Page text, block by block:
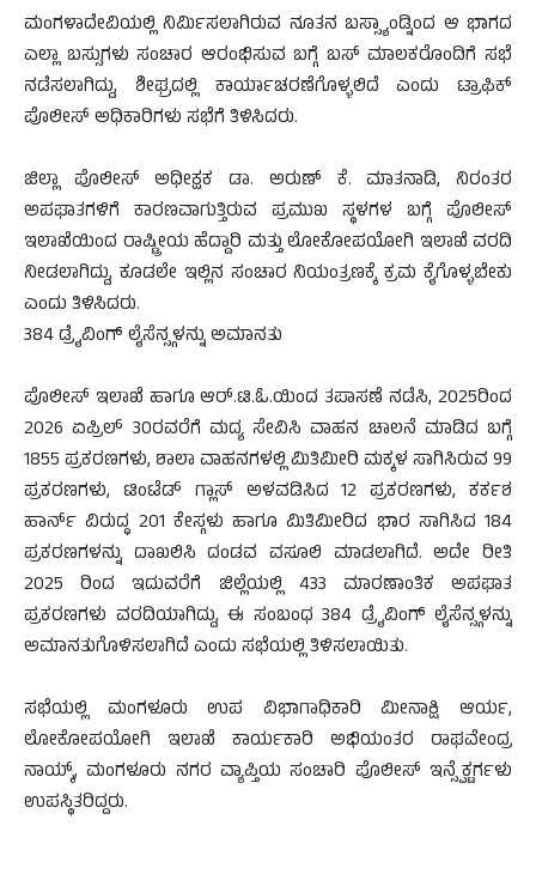
ಮಂಗಳಾದೇವಿಯಲ್ಲಿ ನಿರ್ಮಿಸಲಾಗಿರುವ ನೂತನ ಬಸ್ಸ್ಯಾಂಡ್ನಿಂದ ಆ ಭಾಗದ
ಎಲ್ಲಾ ಬಸ್ಸುಗಳು ಸಂಚಾರ ಆರಂಭಿಸುವ ಬಗ್ಗೆ ಬಸ್ ಮಾಲಕರೊಂದಿಗೆ ಸಭೆ
ನಡೆಸಲಾಗಿದ್ದು, ಶೀಘ್ರದಲ್ಲಿ ಕಾರ್ಯಾಚರಣೆಗೊಳ್ಳಲಿದೆ ಎಂದು ಟ್ರಾಫಿಕ್
ಪೊಲೀಸ್ ಅಧಿಕಾರಿಗಳು ಸಭೆಗೆ ತಿಳಿಸಿದರು.
ಜಿಲ್ಲಾ ಪೊಲೀಸ್ ಅಧೀಕ್ಷಕ ಡಾ. ಅರುಣ್ ಕೆ. ಮಾತನಾಡಿ, ನಿರಂತರ
ಅಪಘಾತಗಳಿಗೆ ಕಾರಣವಾಗುತ್ತಿರುವ ಪ್ರಮುಖ ಸ್ಥಳಗಳ ಬಗ್ಗೆ ಪೊಲೀಸ್
ಇಲಾಖೆಯಿಂದ ರಾಷ್ಟ್ರೀಯ ಹೆದ್ದಾರಿ ಮತ್ತು ಲೋಕೋಪಯೋಗಿ ಇಲಾಖೆ ವರದಿ
ನೀಡಲಾಗಿದ್ದು, ಕೂಡಲೇ ಇಲ್ಲಿನ ಸಂಚಾರ ನಿಯಂತ್ರಣಕ್ಕೆ ಕ್ರಮ ಕೈಗೊಳ್ಳಬೇಕು
ಎಂದು ತಿಳಿಸಿದರು.
384 ಡ್ರೈವಿಂಗ್ ಲೈಸೆನ್ಸ್ಗಳನ್ನು ಅಮಾನತು
ಪೊಲೀಸ್ ಇಲಾಖೆ ಹಾಗೂ ಆರ್.ಟಿ.ಓ.ಯಿಂದ ತಪಾಸಣೆ ನಡೆಸಿ, 2025ರಿಂದ
2026 ಏಪ್ರಿಲ್ 30ರವರೆಗೆ ಮದ್ಯ ಸೇವಿಸಿ ವಾಹನ ಚಾಲನೆ ಮಾಡಿದ ಬಗ್ಗೆ
1855 ಪ್ರಕರಣಗಳು, ಶಾಲಾ ವಾಹನಗಳಲ್ಲಿ ಮಿತಿಮೀರಿ ಮಕ್ಕಳ ಸಾಗಿಸಿರುವ 99
ಪ್ರಕರಣಗಳು, ಟಿಂಟೆಡ್ ಗ್ಲಾಸ್ ಅಳವಡಿಸಿದ 12 ಪ್ರಕರಣಗಳು, ಕರ್ಕಶ
ಹಾರ್ನ್ ವಿರುದ್ಧ 201 ಕೇಸ್ಗಳು ಹಾಗೂ ಮಿತಿಮೀರಿದ ಭಾರ ಸಾಗಿಸಿದ 184
ಪ್ರಕರಣಗಳನ್ನು ದಾಖಲಿಸಿ ದಂಡವ ವಸೂಲಿ ಮಾಡಲಾಗಿದೆ. ಅದೇ ರೀತಿ
2025 ರಿಂದ ಇದುವರೆಗೆ ಜಿಲ್ಲೆಯಲ್ಲಿ 433 ಮಾರಣಾಂತಿಕ ಅಪಘಾತ
ಪ್ರಕರಣಗಳು ವರದಿಯಾಗಿದ್ದು, ಈ ಸಂಬಂಧ 384 ಡ್ರೈವಿಂಗ್ ಲೈಸೆನ್ಸ್ಗಳನ್ನು
ಅಮಾನತುಗೊಳಿಸಲಾಗಿದೆ ಎಂದು ಸಭೆಯಲ್ಲಿ ತಿಳಿಸಲಾಯಿತು.
ಸಭೆಯಲ್ಲಿ ಮಂಗಳೂರು ಉಪ ವಿಭಾಗಾಧಿಕಾರಿ ಮೀನಾಕ್ಷಿ ಆರ್ಯ,
ಲೋಕೋಪಯೋಗಿ ಇಲಾಖೆ ಕಾರ್ಯಕಾರಿ ಅಭಿಯಂತರ ರಾಘವೇಂದ್ರ
ನಾಯ್ಕ್, ಮಂಗಳೂರು ನಗರ ವ್ಯಾಪ್ತಿಯ ಸಂಚಾರಿ ಪೊಲೀಸ್ ಇನ್ಸ್ಪೆಕ್ಟರ್ಗಳು
ಉಪಸ್ಥಿತರಿದ್ದರು.